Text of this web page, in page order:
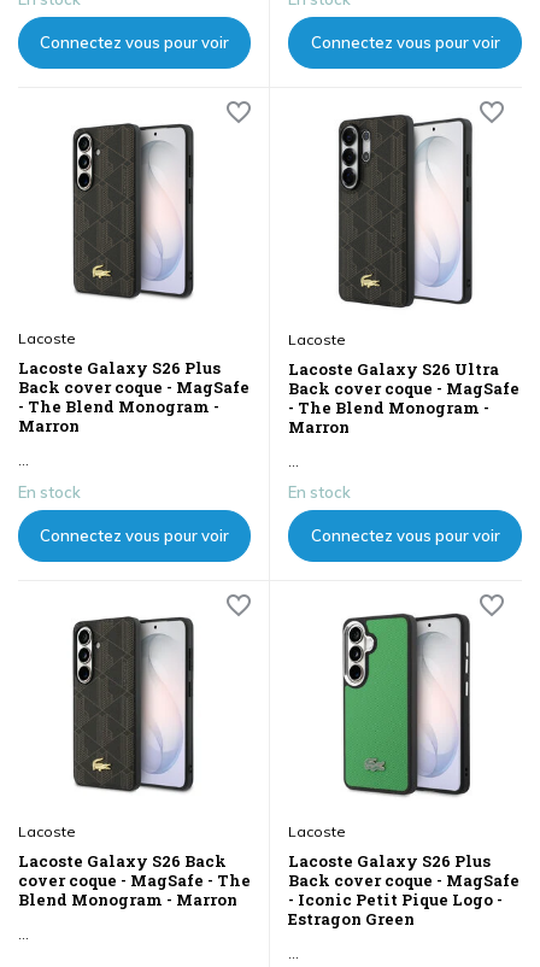
Connectez vous pour voir Connectez vous pour voir
Lacoste
Lacoste Galaxy S26 Plus
Back cover coque - MagSafe
- The Blend Monogram -
Marron
En stock
Connectez vous pour voir
Lacoste
Lacoste Galaxy S26 Ultra
Back cover coque - MagSafe
- The Blend Monogram -
Marron
En stock
Connectez vous pour voir
Lacoste
Lacoste Galaxy S26 Back
cover coque - MagSafe - The
Blend Monogram - Marron
Lacoste
Lacoste Galaxy S26 Plus
Back cover coque - MagSafe
- Iconic Petit Pique Logo -
Estragon Green
...